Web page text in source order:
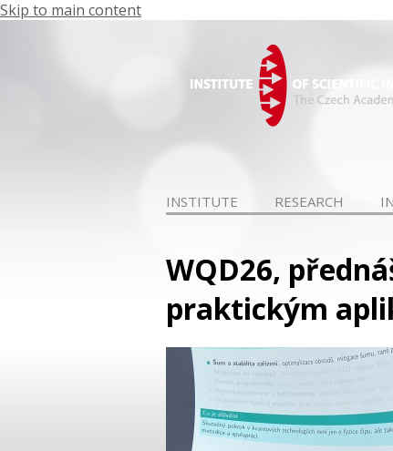
Skip to main content
INSTITUTE RESEARCH
WQD26,
praktickým